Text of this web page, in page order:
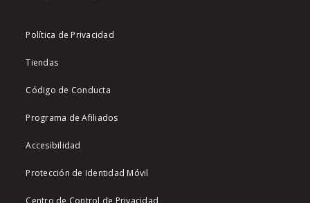
Política de Privacidad
Tiendas
Código de Conducta
Programa de Afiliados
Accesibilidad
Protección de Identidad Móvil
Centro de Control de Privacidad